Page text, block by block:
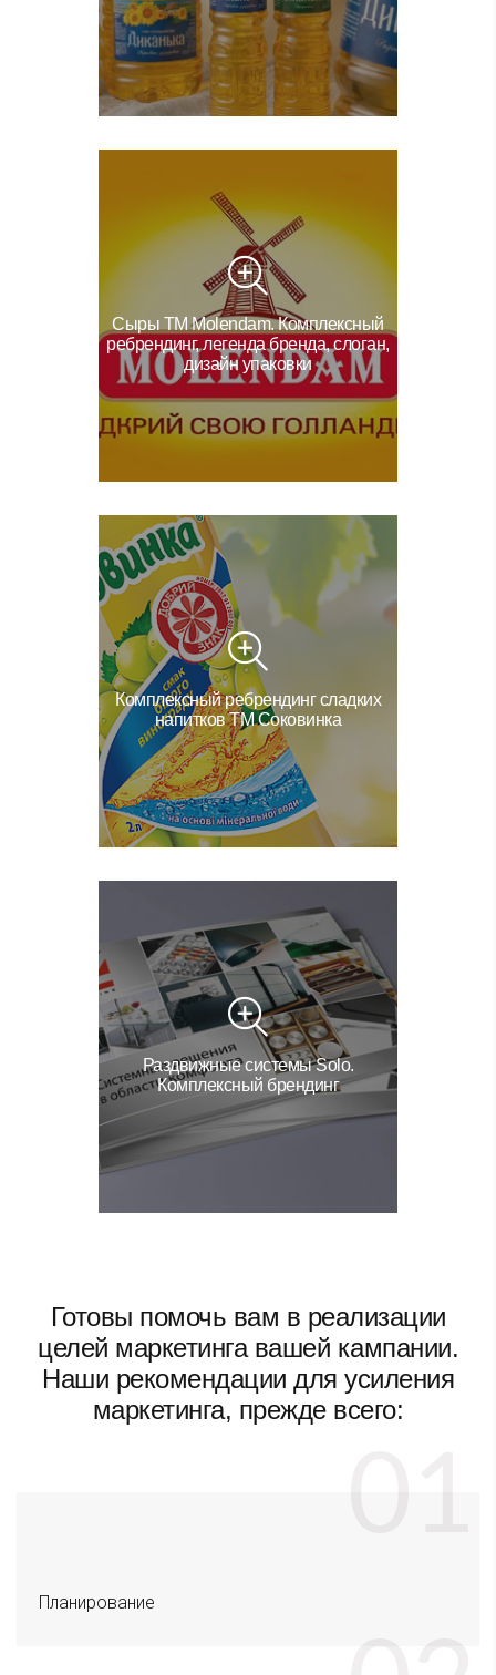
Сыры ТМ Molendam. Комплексный
ребрендинг, легенда бренда, слоган,
дизайн упаковки
Комплексный ребрендинг сладких
напитков ТМ Соковинка
Раздвижные системы Solo.
Комплексный брендинг
Готовы помочь вам в реализации
целей маркетинга вашей кампании.
Наши рекомендации для усиления
маркетинга, прежде всего:
Планирование